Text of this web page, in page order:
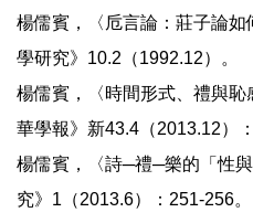
楊儒賓，〈卮言論：莊子論
學研究》10.2（1992.12）。
楊儒賓，〈時間形式、禮與
華學報》新43.4（2013.12）
楊儒賓，〈詩─禮─樂的「性
究》1（2013.6）：251-256。